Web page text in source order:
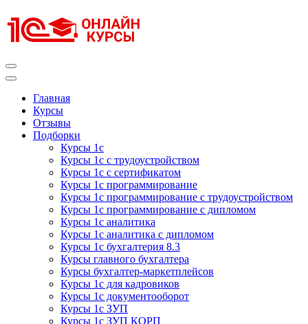
к
содержимому
Главная
Курсы
Отзывы
Подборки
Курсы 1с
Курсы 1с с трудоустройством
Курсы 1с с сертификатом
Курсы 1с программирование
Курсы 1с программирование с трудоустройством
Курсы 1с программирование с дипломом
Курсы 1с аналитика
Курсы 1с аналитика с дипломом
Курсы 1с бухгалтерия 8.3
Курсы главного бухгалтера
Курсы бухгалтер-маркетплейсов
Курсы 1с для кадровиков
Курсы 1с документооборот
Курсы 1с ЗУП
Курсы 1с ЗУП КОРП